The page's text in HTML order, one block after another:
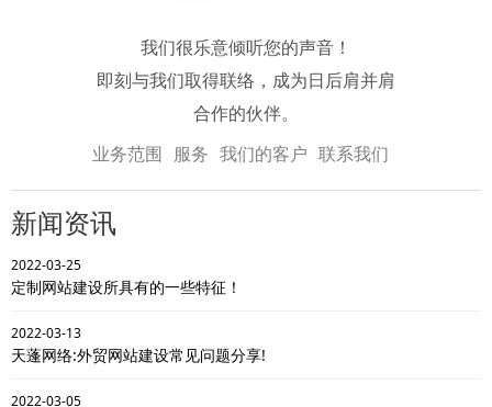
我们很乐意倾听您的声音！
即刻与我们取得联络，成为日后肩并肩
合作的伙伴。
业务范围 服务 我们的客户 联系我们
新闻资讯
2022-03-25
定制网站建设所具有的一些特征！
2022-03-13
天蓬网络:外贸网站建设常见问题分享!
2022-03-05